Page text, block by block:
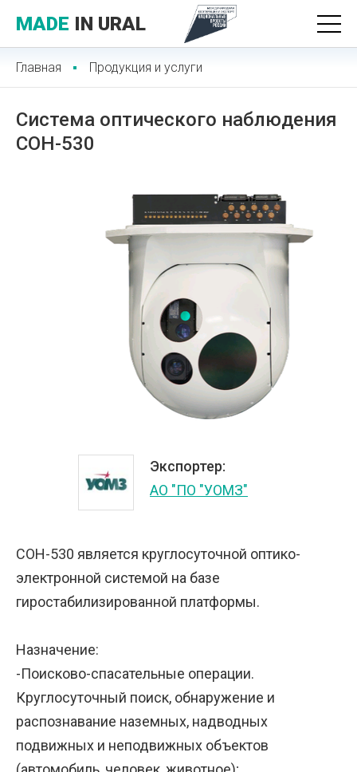
MADE IN URAL
Главная Продукция и услуги
Система оптического наблюдения
СОН-530
Экспортер:
АО "ПО "УОМЗ"
СОН-530 является круглосуточной оптико-
электронной системой на базе
гиростабилизированной платформы.
Назначение:
-Поисково-спасательные операции.
Круглосуточный поиск, обнаружение и
распознавание наземных, надводных
подвижных и неподвижных объектов